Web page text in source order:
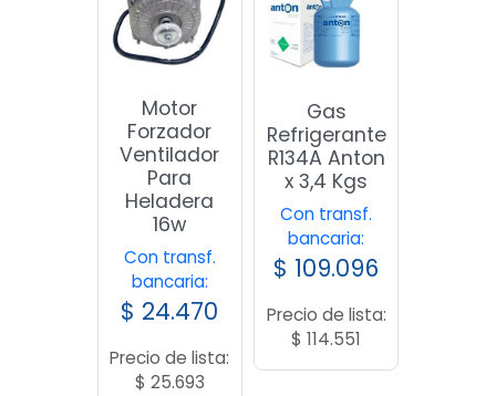
Motor
Forzador
Ventilador
Para
Heladera
16w
Con transf.
bancaria:
$ 24.470
Precio de lista:
$ 25.693
Gas
Refrigerante
R134A Anton
x 3,4 Kgs
Con transf.
bancaria:
$ 109.096
Precio de lista:
$ 114.551